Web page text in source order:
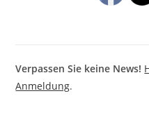
Verpassen Sie keine News!
Anmeldung.